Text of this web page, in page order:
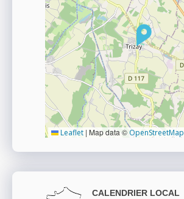
Leaflet | Map data ©OpenStreetMap
CALENDRIER LOCAL